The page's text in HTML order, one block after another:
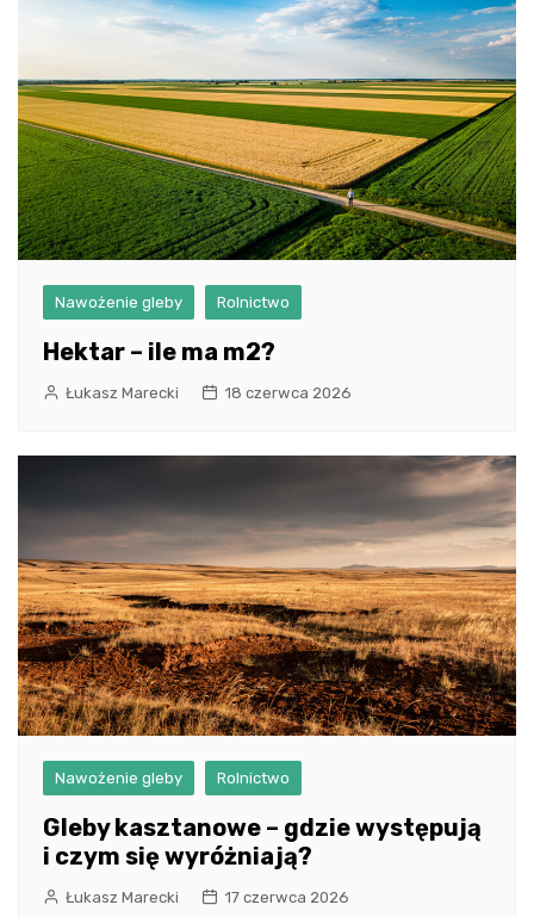
Nawożenie gleby Rolnictwo
Hektar – ile ma m2?
Łukasz Marecki 18 czerwca 2026
Nawożenie gleby Rolnictwo
Gleby kasztanowe – gdzie występują
i czym się wyróżniają?
Łukasz Marecki 17 czerwca 2026